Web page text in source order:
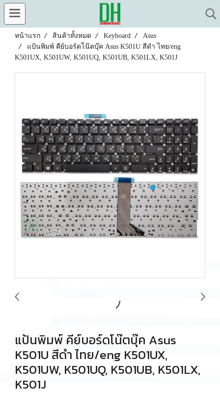
หน้าแรก สินค้าทั้งหมด Keyboard
Asus
แป้นพิมพ์ คีย์บอร์ดโน๊ตบุ๊ค Asus K501U สีดำ ไทย/eng
K501UX, K501UW, K501UQ, K501UB, K501LX, K501J
แป้นพิมพ์ คีย์บอร์ดโน๊ตบุ๊ค Asus
K501U สีดำ ไทย/eng K501UX,
K501UW, K501UQ, K501UB, K501LX,
K501J